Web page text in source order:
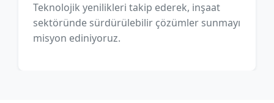
Teknolojik yenilikleri takip ederek, inşaat
sektöründe sürdürülebilir çözümler sunmayı
misyon ediniyoruz.